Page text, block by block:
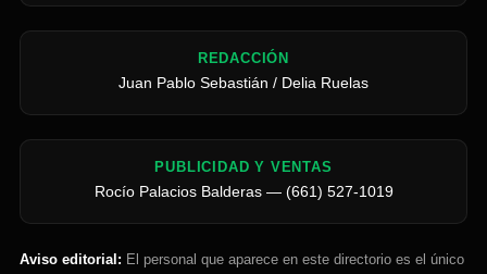
REDACCIÓN
Juan Pablo Sebastián / Delia Ruelas
PUBLICIDAD Y VENTAS
Rocío Palacios Balderas — (661) 527-1019
Aviso editorial: El personal que aparece en este directorio es el único